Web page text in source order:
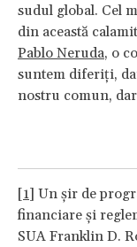
sudul global. Cel
din această
Pablo Neruda, o
suntem diferiți,
nostru comun,
[1] Un șir de
financiare și
SUA Franklin D.